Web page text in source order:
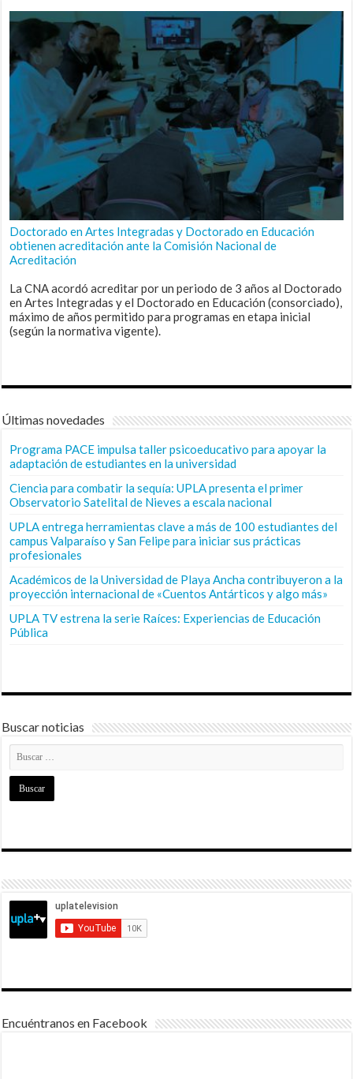
Doctorado en Artes Integradas y Doctorado en Educación
obtienen acreditación ante la Comisión Nacional de
Acreditación
La CNA acordó acreditar por un periodo de 3 años al Doctorado
en Artes Integradas y el Doctorado en Educación (consorciado),
máximo de años permitido para programas en etapa inicial
(según la normativa vigente).
Últimas novedades
Programa PACE impulsa taller psicoeducativo para apoyar la
adaptación de estudiantes en la universidad
Ciencia para combatir la sequía: UPLA presenta el primer
Observatorio Satelital de Nieves a escala nacional
UPLA entrega herramientas clave a más de 100 estudiantes del
campus Valparaíso y San Felipe para iniciar sus prácticas
profesionales
Académicos de la Universidad de Playa Ancha contribuyeron a la
proyección internacional de «Cuentos Antárticos y algo más»
UPLA TV estrena la serie Raíces: Experiencias de Educación
Pública
Buscar noticias
Encuéntranos en Facebook